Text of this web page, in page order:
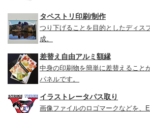
タペストリ印刷/制作
つり下げることを目的としたディス
成。
差替え自由アルミ額縁
中身の印刷物を簡単に差替えること
パネルです。
イラストレータパス取り
画像ファイルのロゴマークなどを、